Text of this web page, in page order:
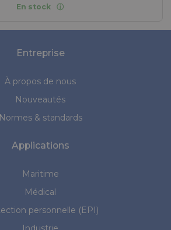
En stock
Entreprise
À propos de nous
Nouveautés
Normes & standards
Applications
Maritime
Médical
personnelle (EPI)